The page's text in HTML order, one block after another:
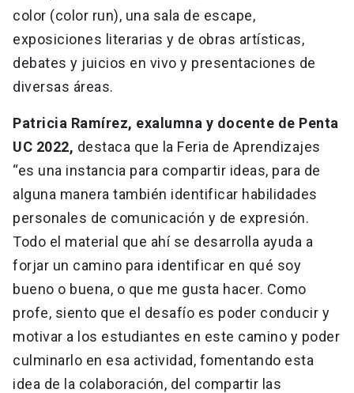
color (color run), una sala de escape,
exposiciones literarias y de obras artísticas,
debates y juicios en vivo y presentaciones de
diversas áreas.
Patricia Ramírez, exalumna y docente de Penta
UC 2022, destaca que la Feria de Aprendizajes
“es una instancia para compartir ideas, para de
alguna manera también identificar habilidades
personales de comunicación y de expresión.
Todo el material que ahí se desarrolla ayuda a
forjar un camino para identificar en qué soy
bueno o buena, o que me gusta hacer. Como
profe, siento que el desafío es poder conducir y
motivar a los estudiantes en este camino y poder
culminarlo en esa actividad, fomentando esta
idea de la colaboración, del compartir las